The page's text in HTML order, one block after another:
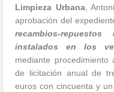
Limpieza Urbana,
aprobación del
recambios-
instalados en los
mediante procedimiento
de licitación anual de
euros con cincuenta y